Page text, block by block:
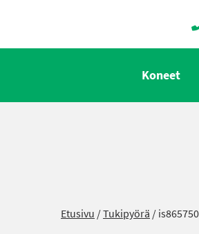
Koneet
Etusivu /Tukipyörä /